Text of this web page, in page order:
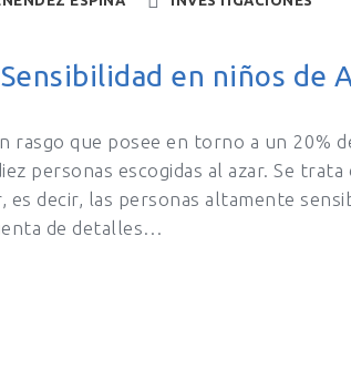
en niños de
rasgo que posee en torno a un 20%
personas escogidas al azar. Se
decir, las personas altamente
de detalles…